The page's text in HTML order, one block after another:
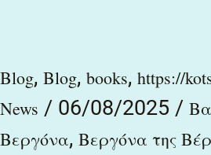
Blog, Blog, books, https://
News / 06/08/2025 /
Βεργόνα, Βεργόνα της